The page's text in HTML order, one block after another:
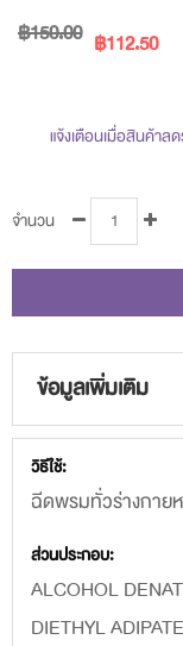
฿112.50
฿150.00
แจ้งเตือนเมื่อสินค้าล
จำนวน
ข้อมูลเพิ่มเติม
ข้อมูล
เพิ่ม
เติม
ฉีดพรมทั่วร่างกาย
ALCOHOL
DIETHYL